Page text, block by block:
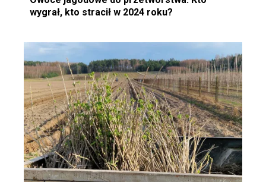
wygrał, kto stracił w 2024 roku?